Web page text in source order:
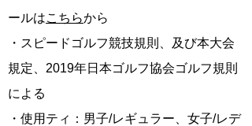
ールはこちらから
・スピードゴルフ競技規則、及び本大会
規定、2019年日本ゴルフ協会ゴルフ規則
による
・使用ティ：男子/レギュラー、女子/レデ